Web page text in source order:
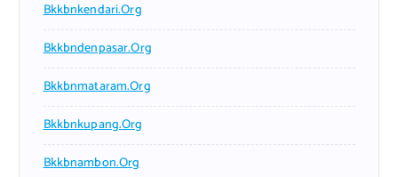
Bkkbnkendari.org
Bkkbndenpasar.org
Bkkbnmataram.org
Bkkbnkupang.org
Bkkbnambon.org